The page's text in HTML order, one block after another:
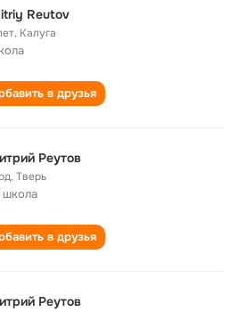
Reutov
, Калуга
в друзья
Реутов
,Тверь
школа
в друзья
Реутов